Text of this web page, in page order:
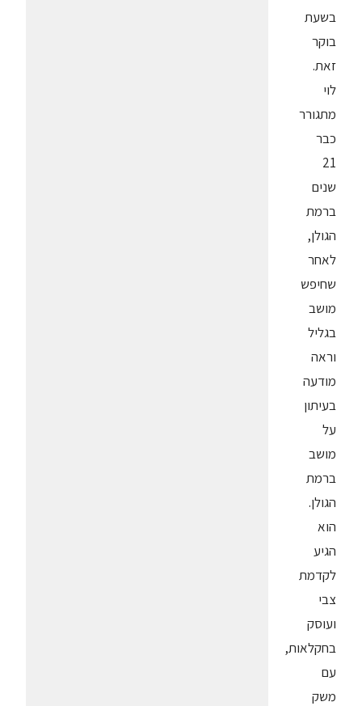
בשעת
בוקר
זאת.
לוי
מתגורר
כבר
21
שנים
ברמת
הגולן,
לאחר
שחיפש
מושב
בגליל
וראה
מודעה
בעיתון
על
מושב
ברמת
הגולן.
הוא
הגיע
לקדמת
צבי
ועוסק
בחקלאות,
עם
משק